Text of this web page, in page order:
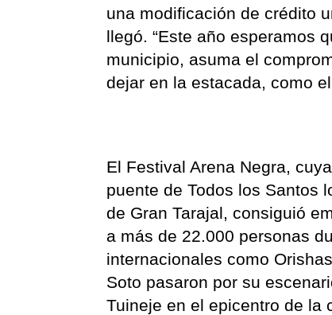
una modificación de crédito
llegó. “Este año esperamos
municipio, asuma el
dejar en la estacada, como
El Festival Arena Negra,
puente de Todos los Santos
de Gran Tarajal, consiguió
a más de 22.000 personas
internacionales como
Soto pasaron por su
Tuineje en el epicentro de la